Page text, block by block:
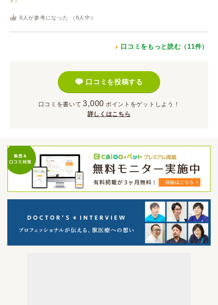
8 人が参考になった （ 8 人中）
口コミをもっと読む（11件）
口コミを投稿する
口コミを書いて 3,000 ポイント をゲットしよう！
詳しくはこちら